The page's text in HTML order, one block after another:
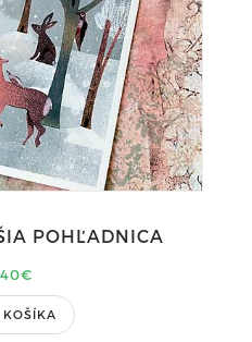
POHĽADNICA
KOŠÍKA